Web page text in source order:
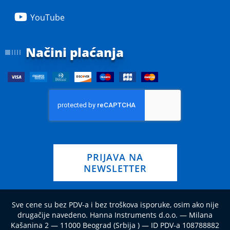
YouTube
Načini plaćanja
PRIJAVA NA
NEWSLETTER
Sve cene su bez PDV-a i bez troškova isporuke, osim ako nije
drugačije navedeno. Hanna Instruments d.o.o. — Milana
Kašanina 2 — 11000 Beograd (Srbija ) — ID PDV-a 108788882